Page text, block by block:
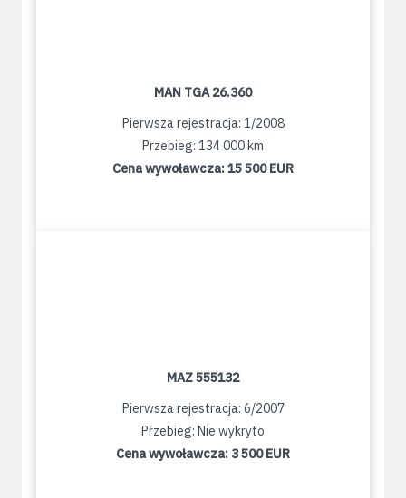
MAN TGA 26.360
Pierwsza rejestracja: 1/2008
Przebieg: 134 000 km
Cena wywoławcza:15 500 EUR
MAZ 555132
Pierwsza rejestracja: 6/2007
Przebieg: Nie wykryto
Cena wywoławcza: 3 500 EUR